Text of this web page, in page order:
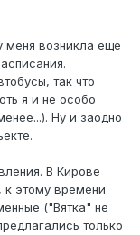
меня возникла еще
так что
я и не особо
Ну и заодно
В Кирове
к этому времени
("Вятка" не
только